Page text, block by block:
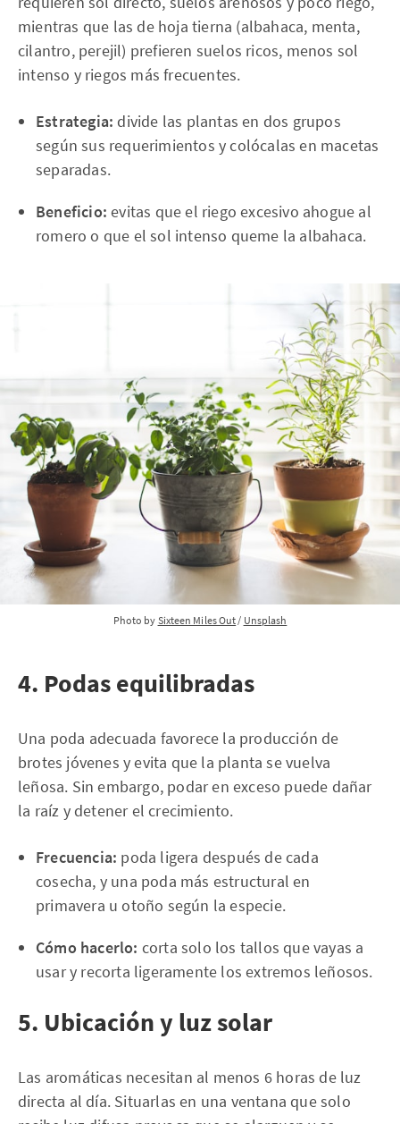
mientras que las de hoja tierna (albahaca, menta,
cilantro, perejil) prefieren suelos ricos, menos sol
intenso y riegos más frecuentes.
Estrategia: divide las plantas en dos grupos
según sus requerimientos y colócalas en macetas
separadas.
Beneficio: evitas que el riego excesivo ahogue al
romero o que el sol intenso queme la albahaca.
Photo by Sixteen Miles Out / Unsplash
4. Podas equilibradas
Una poda adecuada favorece la producción de
brotes jóvenes y evita que la planta se vuelva
leñosa. Sin embargo, podar en exceso puede dañar
la raíz y detener el crecimiento.
Frecuencia: poda ligera después de cada
cosecha, y una poda más estructural en
primavera u otoño según la especie.
Cómo hacerlo: corta solo los tallos que vayas a
usar y recorta ligeramente los extremos leñosos.
5. Ubicación y luz solar
Las aromáticas necesitan al menos 6 horas de luz
directa al día. Situarlas en una ventana que solo